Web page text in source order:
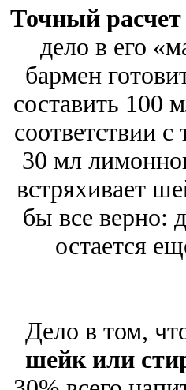
Точный расчет
дело в его
бармен
составить 100
соответствии
30 мл
встряхивает
бы все верно:
остается
Дело в том,
шейк или